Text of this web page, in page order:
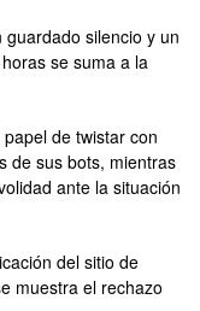
silencio y un
se suma a la
de twistar con
de sus bots, mientras
ante la situación
del sitio de
muestra el rechazo